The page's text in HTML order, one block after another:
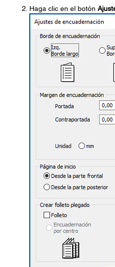
Haga clic en el botón